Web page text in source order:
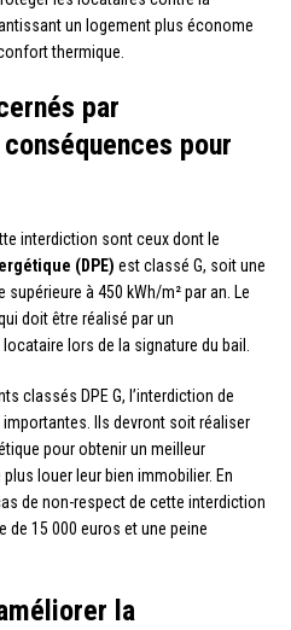
un logement plus économe
thermique.
par
pour
interdiction sont ceux dont le
(DPE) est classé G, soit une
à 450 kWh/m² par an. Le
doit être réalisé par un
lors de la signature du bail.
classés DPE G, l’interdiction de
Ils devront soit réaliser
pour obtenir un meilleur
louer leur bien immobilier. En
de non-respect de cette interdiction
de 15 000 euros et une peine
la